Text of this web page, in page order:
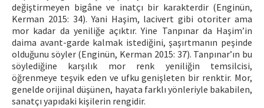
değiştirmeyen bigâne ve inatçı bir karakterdir (Enginün,
Kerman 2015: 34). Yani Haşim, lacivert gibi otoriter ama
mor kadar da yeniliğe açıktır. Yine Tanpınar da Haşim’in
daima avant-garde kalmak istediğini, şaşırtmanın peşinde
olduğunu söyler (Enginün, Kerman 2015: 37). Tanpınar’ın bu
söylediğine karşılık mor renk yeniliğin temsilcisi,
öğrenmeye teşvik eden ve ufku genişleten bir renktir. Mor,
genelde orijinal düşünen, hayata farklı yönleriyle bakabilen,
sanatçı yapıdaki kişilerin rengidir.